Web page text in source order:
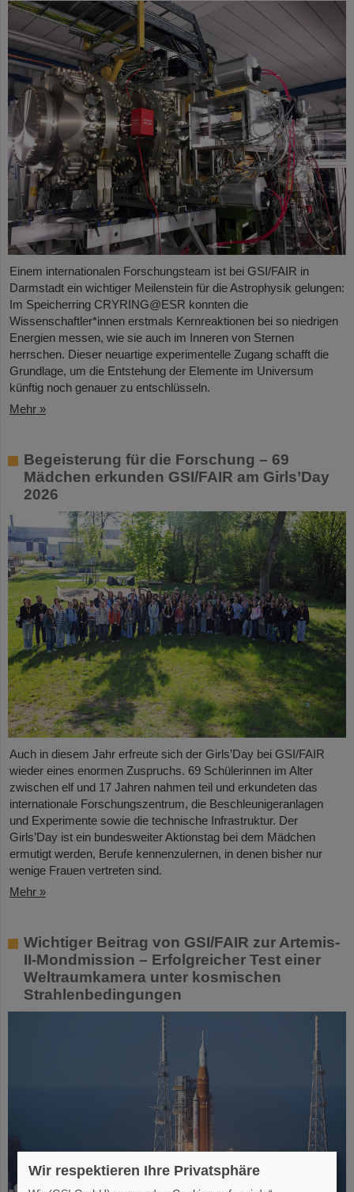
Einem internationalen Forschungsteam ist bei GSI/FAIR in
Darmstadt ein wichtiger Meilenstein für die Astrophysik gelungen:
Im Speicherring CRYRING@ESR konnten die
Wissenschaftler*innen erstmals Kernreaktionen bei so niedrigen
Energien messen, wie sie auch im Inneren von Sternen
herrschen. Dieser neuartige experimentelle Zugang schafft die
Grundlage, um die Entstehung der Elemente im Universum
künftig noch genauer zu entschlüsseln.
Mehr »
Begeisterung für die Forschung – 69
Mädchen erkunden GSI/FAIR am Girls’Day
2026
Auch in diesem Jahr erfreute sich der Girls’Day bei GSI/FAIR
wieder eines enormen Zuspruchs. 69 Schülerinnen im Alter
zwischen elf und 17 Jahren nahmen teil und erkundeten das
internationale Forschungszentrum, die Beschleunigeranlagen
und Experimente sowie die technische Infrastruktur. Der
Girls’Day ist ein bundesweiter Aktionstag bei dem Mädchen
ermutigt werden, Berufe kennenzulernen, in denen bisher nur
wenige Frauen vertreten sind.
Mehr »
Wichtiger Beitrag von GSI/FAIR zur Artemis-
II-Mondmission – Erfolgreicher Test einer
Weltraumkamera unter kosmischen
Strahlenbedingungen
Wir respektieren Ihre Privatsphäre